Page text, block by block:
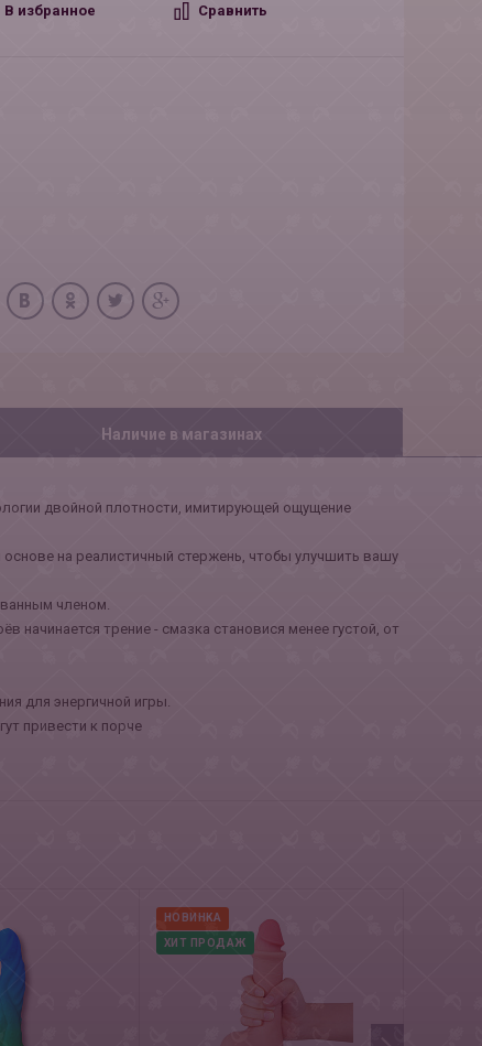
В избранное Сравнить
Наличие в магазинах
двойной плотности, имитирующей ощущение
на реалистичный стержень, чтобы улучшить вашу
членом.
начинается трение - смазка становися менее густой, от
для энергичной игры.
привести к порче
НОВИНКА
ХИТ ПРОДАЖ